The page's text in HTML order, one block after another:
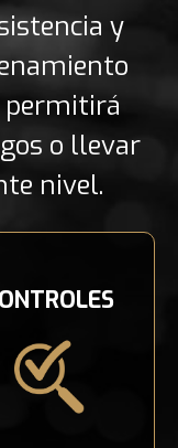
y
permitirá
o llevar
nivel.